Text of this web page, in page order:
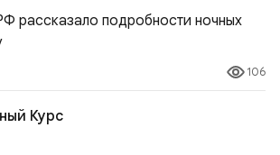
сборка а также запуск с
аэродром «Чайка»
ВСУ; Складские помещения
в Оболонском районе г. Киев,
для хранения военного
106
Курс